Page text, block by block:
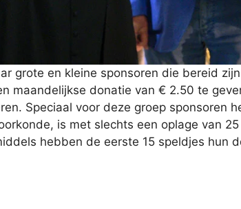
grote en kleine sponsoren die bereid
maandelijkse donatie van € 2.50 te
Speciaal voor deze groep sponsoren
is met slechts een oplage van
hebben de eerste 15 speldjes hun